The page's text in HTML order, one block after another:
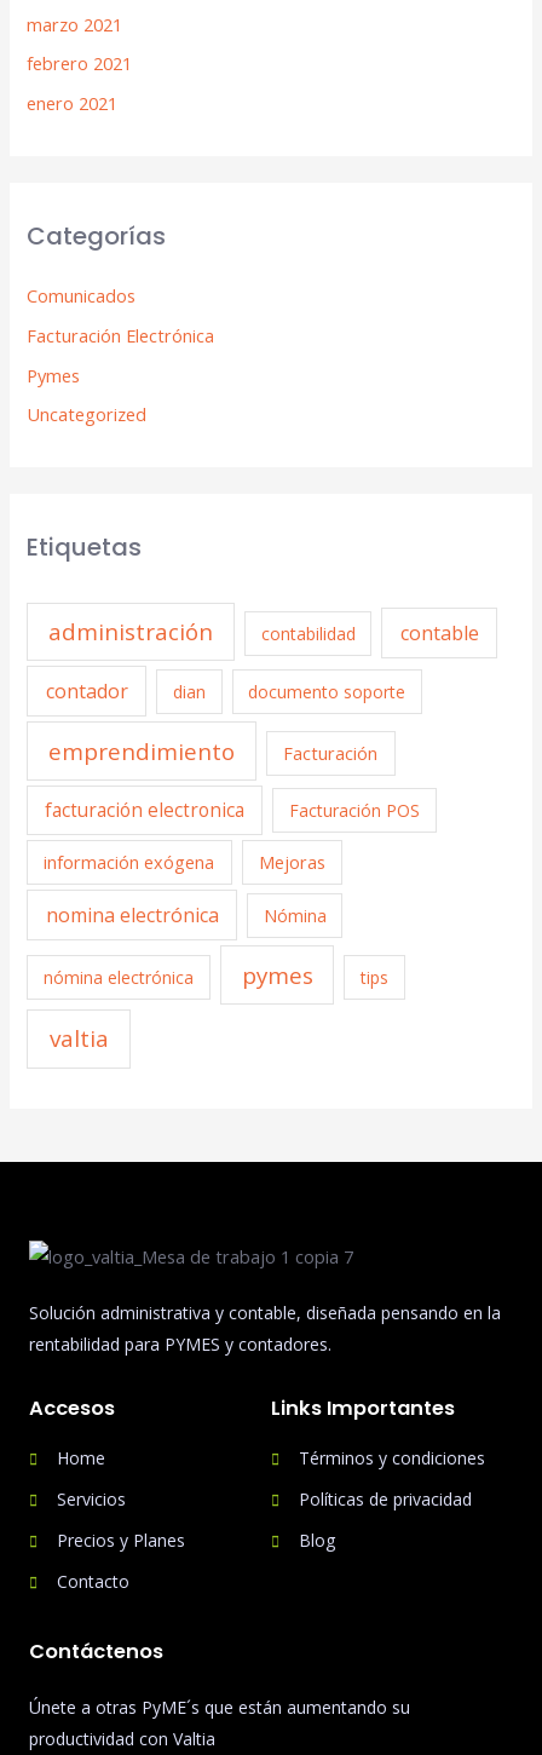
marzo 2021
febrero 2021
enero 2021
Categorías
Comunicados
Facturación Electrónica
Pymes
Uncategorized
Etiquetas
administración contabilidad contable
contador dian documento soporte
emprendimiento Facturación
facturación electronica Facturación POS
información exógena Mejoras
nomina electrónica Nómina
nómina electrónica pymes tips
valtia
Solución administrativa y contable, diseñada pensando en la
rentabilidad para PYMES y contadores.
Accesos
Home
Servicios
Precios y Planes
Contacto
Links Importantes
Términos y condiciones
Políticas de privacidad
Blog
Contáctenos
Únete a otras PyME´s que están aumentando su
productividad con Valtia